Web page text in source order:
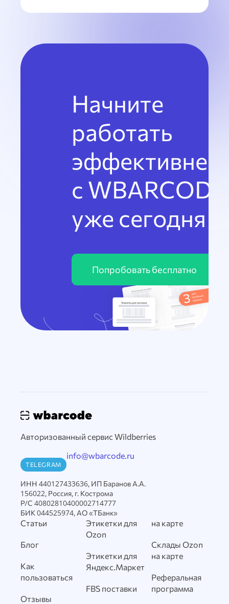
Начните
работать
эффективнее
с WBARCODE
уже сегодня
Попробовать бесплатно
Авторизованный сервис Wildberries
TELEGRAM
info@wbarcode.ru
ИНН 440127433636, ИП Баранов А.А.
156022, Россия, г. Кострома
Р/С 40802810400002714777
БИК 044525974, АО «ТБанк»
Статьи
Блог
Как
пользоваться
Отзывы
Этикетки для
Ozon
Этикетки для
Яндекс.Маркет
FBS поставки
на карте
Склады Ozon
на карте
Реферальная
программа